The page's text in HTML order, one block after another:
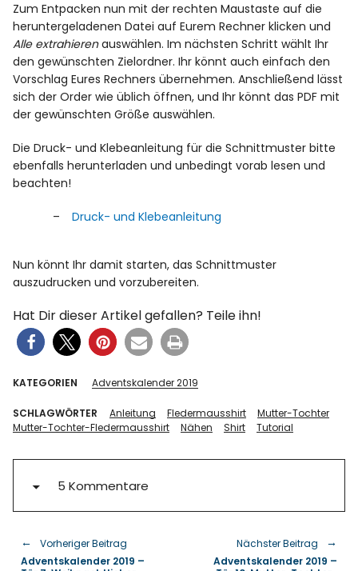
Zum Entpacken nun mit der rechten Maustaste auf die
heruntergeladenen Datei auf Eurem Rechner klicken und
Alle extrahierenauswählen. Im nächsten Schritt wählt Ihr
den gewünschten Zielordner. Ihr könnt auch einfach den
Vorschlag Eures Rechners übernehmen. Anschließend lässt
sich der Order wie üblich öffnen, und Ihr könnt das PDF mit
der gewünschten Größe auswählen.
Die Druck- und Klebeanleitung für die Schnittmuster bitte
ebenfalls herunterladen und unbedingt vorab lesen und
beachten!
Druck- und Klebeanleitung
Nun könnt Ihr damit starten, das Schnittmuster
auszudrucken und vorzubereiten.
Hat Dir dieser Artikel gefallen? Teile ihn!
KATEGORIEN Adventskalender 2019
SCHLAGWÖRTER Anleitung Fledermausshirt
Mutter-Tochter
Mutter-Tochter-Fledermausshirt
Nähen Shirt Tutorial
5 Kommentare
Vorheriger Beitrag
Adventskalender 2019 –
Nächster Beitrag
Adventskalender 2019 –